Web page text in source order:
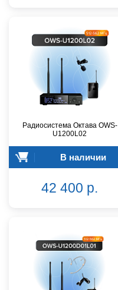
Радиосистема Октава OWS-
U1200L02
В наличии
42 400 р.